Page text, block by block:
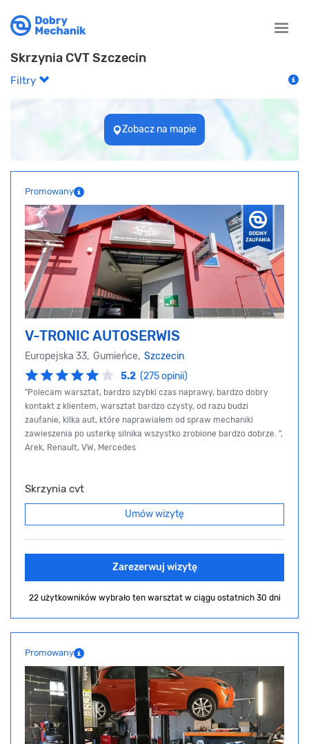
Toggle
Skrzynia CVT Szczecin
Filtry
Zobacz na mapie
Promowany
V-TRONIC AUTOSERWIS
Europejska 33, Gumieńce, Szczecin
5.2 (275 opinii)
"Polecam warsztat, bardzo szybki czas naprawy, bardzo dobry
kontakt z klientem, warsztat bardzo czysty, od razu budzi
zaufanie, kilka aut, które naprawiałem od spraw mechaniki
zawieszenia po usterkę silnika wszystko zrobione bardzo dobrze. ",
Arek, Renault, VW, Mercedes
Skrzynia cvt
Umów wizytę
Zarezerwuj wizytę
22 użytkowników wybrało ten warsztat w ciągu ostatnich 30 dni
Promowany